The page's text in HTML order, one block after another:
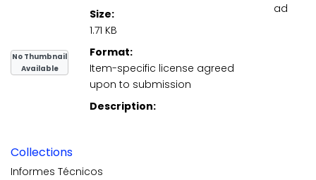
No Thumbnail
Available
Size:
1.71 KB
Format:
Item-specific license agreed
upon to submission
Description:
ad
Collections
Informes Técnicos